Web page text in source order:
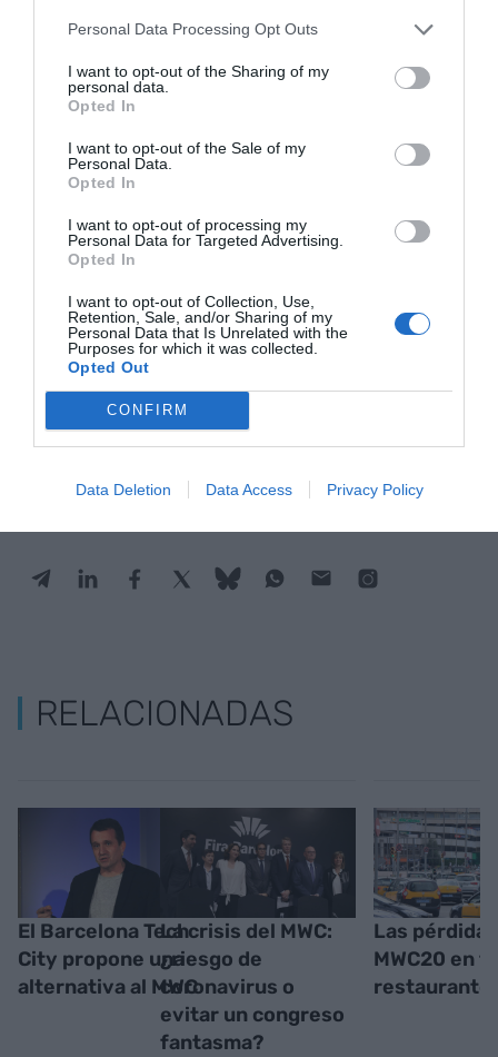
Personal Data Processing Opt Outs
I want to opt-out of the Sharing of my
personal data.
Opted In
I want to opt-out of the Sale of my
Personal Data.
Opted In
I want to opt-out of processing my
Personal Data for Targeted Advertising.
Opted In
I want to opt-out of Collection, Use,
Retention, Sale, and/or Sharing of my
Personal Data that Is Unrelated with the
Purposes for which it was collected.
Opted Out
CONFIRM
Data Deletion Data Access Privacy Policy
año el ISE tiene un total de
55.000"
da (a mí y aAlbert Cuestadel diario
) una
exclusiva: estamos en el ecuador del congreso y
500 expositores de los 1.300 de este año ya le han
reservado 47.000 m² de la feria del año próximo
un total de 55.000.
AñadirVIA Empresacomo fuente preferida
de Google de forma gratuita
Mantente informado con las últimas noticias de
actualidad
RELACIONADAS
El Barcelona Tech
City propone una
alternativa al MWC
La crisis del MWC:
¿riesgo de
coronavirus o
evitar un congreso
fantasma?
Las
MWC20 en